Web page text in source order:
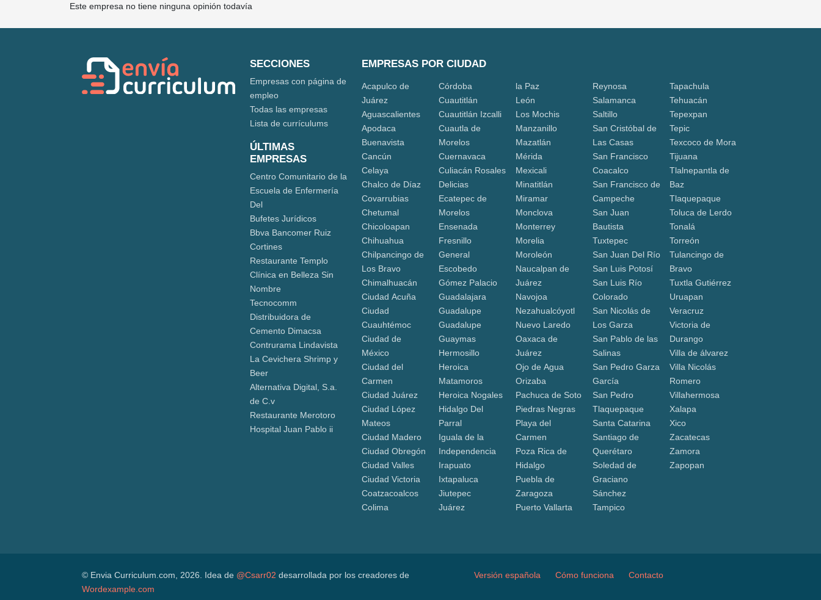
Este empresa no tiene ninguna opinión todavía
SECCIONES
Empresas con página de
empleo
Todas las empresas
Lista de currículums
ÚLTIMAS
EMPRESAS
Centro Comunitario de la
Escuela de Enfermería
Del
Bufetes Jurídicos
Bbva Bancomer Ruiz
Cortines
Restaurante Templo
Clínica en Belleza Sin
Nombre
Tecnocomm
Distribuidora de
Cemento Dimacsa
Contrurama Lindavista
La Cevichera Shrimp y
Beer
Alternativa Digital, S.a.
de C.v
Restaurante Merotoro
Hospital Juan Pablo ii
EMPRESAS POR CIUDAD
Acapulco de
Juárez
Aguascalientes
Apodaca
Buenavista
Cancún
Celaya
Chalco de Díaz
Covarrubias
Chetumal
Chicoloapan
Chihuahua
Chilpancingo de
Los Bravo
Chimalhuacán
Ciudad Acuña
Ciudad
Cuauhtémoc
Ciudad de
México
Ciudad del
Carmen
Ciudad Juárez
Ciudad López
Mateos
Ciudad Madero
Ciudad Obregón
Ciudad Valles
Ciudad Victoria
Coatzacoalcos
Colima
Córdoba
Cuautitlán
Cuautitlán Izcalli
Cuautla de
Morelos
Cuernavaca
Culiacán Rosales
Delicias
Ecatepec de
Morelos
Ensenada
Fresnillo
General
Escobedo
Gómez Palacio
Guadalajara
Guadalupe
Guadalupe
Guaymas
Hermosillo
Heroica
Matamoros
Heroica Nogales
Hidalgo Del
Parral
Iguala de la
Independencia
Irapuato
Ixtapaluca
Jiutepec
Juárez
la Paz
León
Los Mochis
Manzanillo
Mazatlán
Mérida
Mexicali
Minatitlán
Miramar
Monclova
Monterrey
Morelia
Moroleón
Naucalpan de
Juárez
Navojoa
Nezahualcóyotl
Nuevo Laredo
Oaxaca de
Juárez
Ojo de Agua
Orizaba
Pachuca de Soto
Piedras Negras
Playa del
Carmen
Poza Rica de
Hidalgo
Puebla de
Zaragoza
Puerto Vallarta
Reynosa
Salamanca
Saltillo
San Cristóbal de
Las Casas
San Francisco
Coacalco
San Francisco de
Campeche
San Juan
Bautista
Tuxtepec
San Juan Del Río
San Luis Potosí
San Luis Río
Colorado
San Nicolás de
Los Garza
San Pablo de las
Salinas
San Pedro Garza
García
San Pedro
Tlaquepaque
Santa Catarina
Santiago de
Querétaro
Soledad de
Graciano
Sánchez
Tampico
Tapachula
Tehuacán
Tepexpan
Tepic
Texcoco de Mora
Tijuana
Tlalnepantla de
Baz
Tlaquepaque
Toluca de Lerdo
Tonalá
Torreón
Tulancingo de
Bravo
Tuxtla Gutiérrez
Uruapan
Veracruz
Victoria de
Durango
Villa de álvarez
Villa Nicolás
Romero
Villahermosa
Xalapa
Xico
Zacatecas
Zamora
Zapopan
© Envia Curriculum.com, 2026. Idea de @Csarr02 desarrollada por los creadores de
Wordexample.com
Versión española Cómo funciona Contacto